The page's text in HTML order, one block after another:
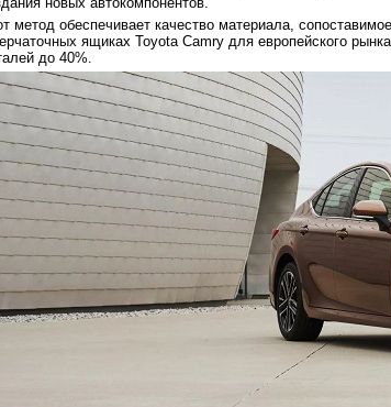
метод обеспечивает качество материала,
ящиках Toyota Camry для европейского
до 40%.